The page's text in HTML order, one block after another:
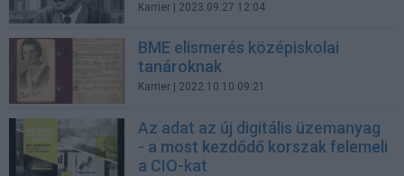
Karrier | 2023.09.27 12:04
BME elismerés középiskolai
tanároknak
Karrier | 2022.10.10 09:21
Az adat az új digitális üzemanyag
- a most kezdődő korszak felemeli
a CIO-kat